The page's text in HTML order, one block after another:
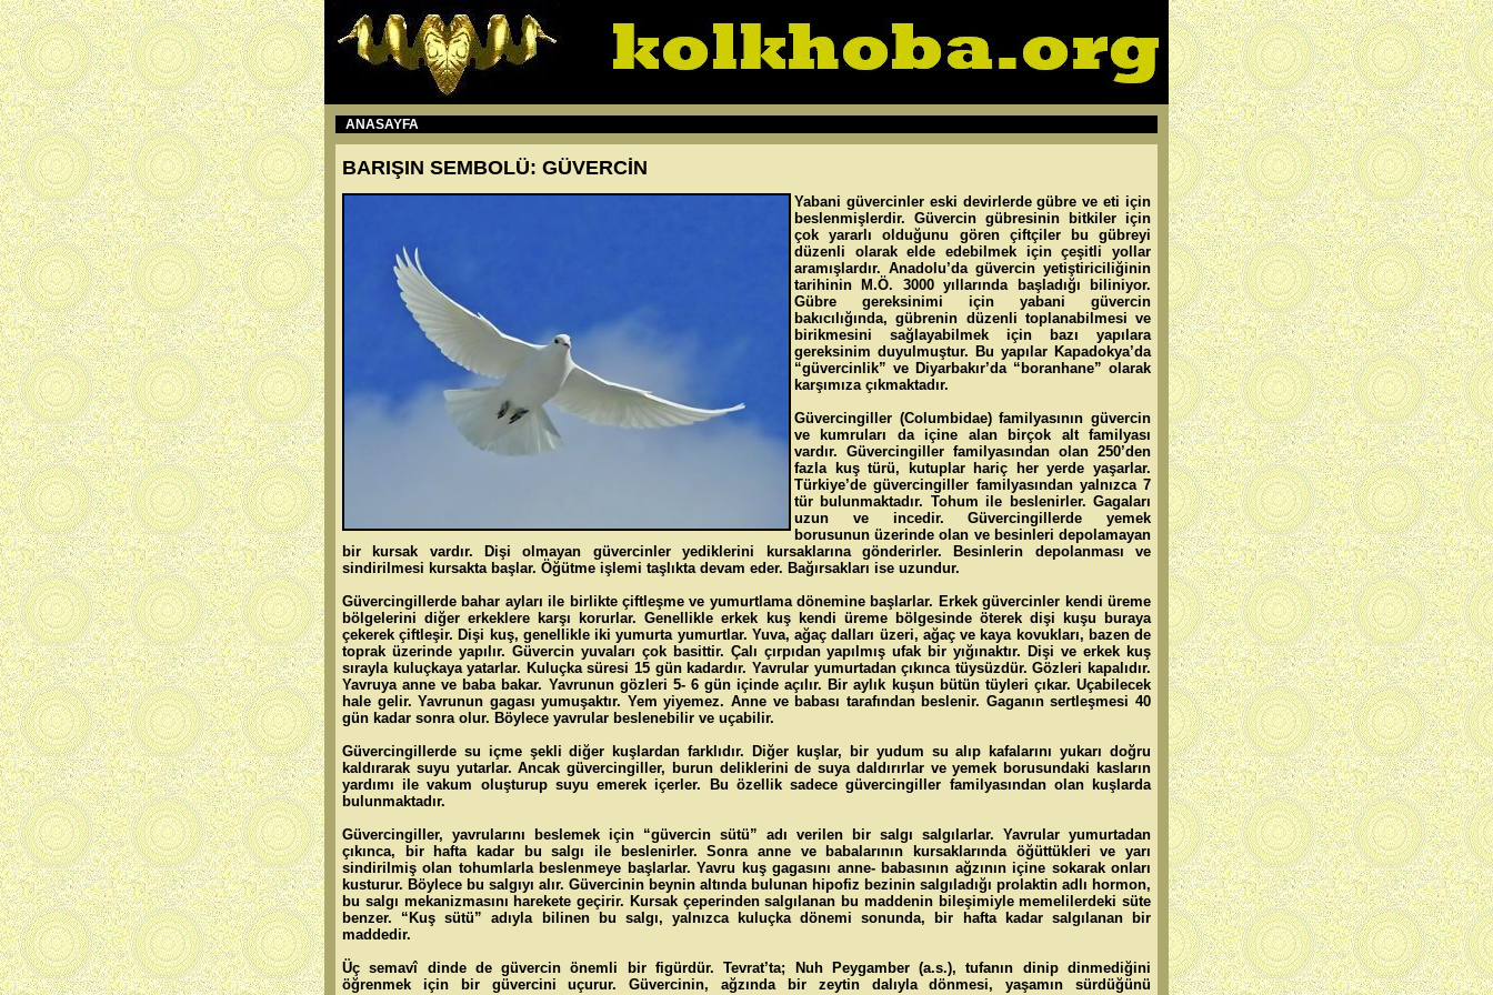
ANASAYFA
BARIŞIN SEMBOLÜ: GÜVERCİN
Yabani güvercinler eski devirlerde gübre ve eti için
beslenmişlerdir. Güvercin gübresinin bitkiler için
çok yararlı olduğunu gören çiftçiler bu gübreyi
düzenli olarak elde edebilmek için çeşitli yollar
aramışlardır. Anadolu’da güvercin yetiştiriciliğinin
tarihinin M.Ö. 3000 yıllarında başladığı biliniyor.
Gübre gereksinimi için yabani güvercin
bakıcılığında, gübrenin düzenli toplanabilmesi ve
birikmesini sağlayabilmek için bazı yapılara
gereksinim duyulmuştur. Bu yapılar Kapadokya’da
“güvercinlik” ve Diyarbakır’da “boranhane” olarak
karşımıza çıkmaktadır.
Güvercingiller (Columbidae) familyasının güvercin
ve kumruları da içine alan birçok alt familyası
vardır. Güvercingiller familyasından olan 250’den
fazla kuş türü, kutuplar hariç her yerde yaşarlar.
Türkiye’de güvercingiller familyasından yalnızca 7
tür bulunmaktadır. Tohum ile beslenirler. Gagaları
uzun ve incedir. Güvercingillerde yemek
borusunun üzerinde olan ve besinleri depolamayan
bir kursak vardır. Dişi olmayan güvercinler yediklerini kursaklarına gönderirler. Besinlerin depolanması ve
sindirilmesi kursakta başlar. Öğütme işlemi taşlıkta devam eder. Bağırsakları ise uzundur.
Güvercingillerde bahar ayları ile birlikte çiftleşme ve yumurtlama dönemine başlarlar. Erkek güvercinler kendi üreme
bölgelerini diğer erkeklere karşı korurlar. Genellikle erkek kuş kendi üreme bölgesinde öterek dişi kuşu buraya
çekerek çiftleşir. Dişi kuş, genellikle iki yumurta yumurtlar. Yuva, ağaç dalları üzeri, ağaç ve kaya kovukları, bazen de
toprak üzerinde yapılır. Güvercin yuvaları çok basittir. Çalı çırpıdan yapılmış ufak bir yığınaktır. Dişi ve erkek kuş
sırayla kuluçkaya yatarlar. Kuluçka süresi 15 gün kadardır. Yavrular yumurtadan çıkınca tüysüzdür. Gözleri kapalıdır.
Yavruya anne ve baba bakar. Yavrunun gözleri 5- 6 gün içinde açılır. Bir aylık kuşun bütün tüyleri çıkar. Uçabilecek
hale gelir. Yavrunun gagası yumuşaktır. Yem yiyemez. Anne ve babası tarafından beslenir. Gaganın sertleşmesi 40
gün kadar sonra olur. Böylece yavrular beslenebilir ve uçabilir.
Güvercingillerde su içme şekli diğer kuşlardan farklıdır. Diğer kuşlar, bir yudum su alıp kafalarını yukarı doğru
kaldırarak suyu yutarlar. Ancak güvercingiller, burun deliklerini de suya daldırırlar ve yemek borusundaki kasların
yardımı ile vakum oluşturup suyu emerek içerler. Bu özellik sadece güvercingiller familyasından olan kuşlarda
bulunmaktadır.
Güvercingiller, yavrularını beslemek için “güvercin sütü” adı verilen bir salgı salgılarlar. Yavrular yumurtadan
çıkınca, bir hafta kadar bu salgı ile beslenirler. Sonra anne ve babalarının kursaklarında öğüttükleri ve yarı
sindirilmiş olan tohumlarla beslenmeye başlarlar. Yavru kuş gagasını anne- babasının ağzının içine sokarak onları
kusturur. Böylece bu salgıyı alır. Güvercinin beynin altında bulunan hipofiz bezinin salgıladığı prolaktin adlı hormon,
bu salgı mekanizmasını harekete geçirir. Kursak çeperinden salgılanan bu maddenin bileşimiyle memelilerdeki süte
benzer. “Kuş sütü” adıyla bilinen bu salgı, yalnızca kuluçka dönemi sonunda, bir hafta kadar salgılanan bir
maddedir.
Üç semavî dinde de güvercin önemli bir figürdür. Tevrat’ta; Nuh Peygamber (a.s.), tufanın dinip dinmediğini
öğrenmek için bir güvercini uçurur. Güvercinin, ağzında bir zeytin dalıyla dönmesi, yaşamın sürdüğünü